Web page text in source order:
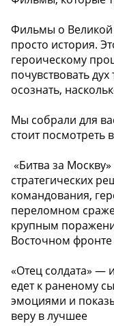
Фильмы о Великой
просто история.
героическому
почувствовать
осознать,
Мы собрали для
стоит посмотреть
«Битва за
стратегических
командования,
переломном
крупным
Восточном фронте
️«Отец солдата» —
едет к раненому
эмоциями и
веру в лучшее